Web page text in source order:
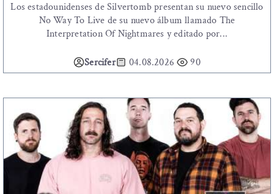
Los estadounidenses de Silvertomb presentan su nuevo sencillo
No Way To Live de su nuevo álbum llamado The
Interpretation Of Nightmares y editado por...
Sercifer 04.08.2026 90